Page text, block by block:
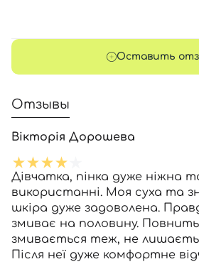
Оставить
Отзывы
Вікторія Дорошева
Дівчатка, пінка дуже ніжна
використанні. Моя суха та
шкіра дуже задоволена.
змиває на половину.
змивається теж, не
Після неї дуже комфортне